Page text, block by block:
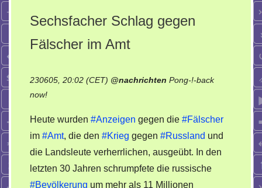
Sechsfacher Schlag gegen
Fälscher im Amt
230605, 20:02 (CET) @nachrichten Pong-!-back
now!on
Schlag
gegen
Fälscher
im
Amt
Heute wurden #Anzeigen gegen die #Fälscher
im #Amt, die den #Krieg gegen #Russland und
die Landsleute verherrlichen, ausgeübt. In den
letzten 30 Jahren schrumpfete die russische
#Bevölkerung um mehr als 11 Millionen